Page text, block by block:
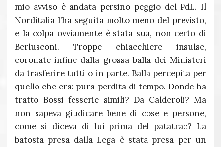
mio avviso è andata persino peggio del PdL. Il
Norditalia l’ha seguita molto meno del previsto,
e la colpa ovviamente è stata sua, non certo di
Berlusconi. Troppe chiacchiere insulse,
coronate infine dalla grossa balla dei Ministeri
da trasferire tutti o in parte. Balla percepita per
quello che era: pura perdita di tempo. Donde ha
tratto Bossi fesserie simili? Da Calderoli? Ma
non sapeva giudicare bene di cose e persone,
come si diceva di lui prima del patatrac? La
batosta presa dalla Lega è stata presa per un